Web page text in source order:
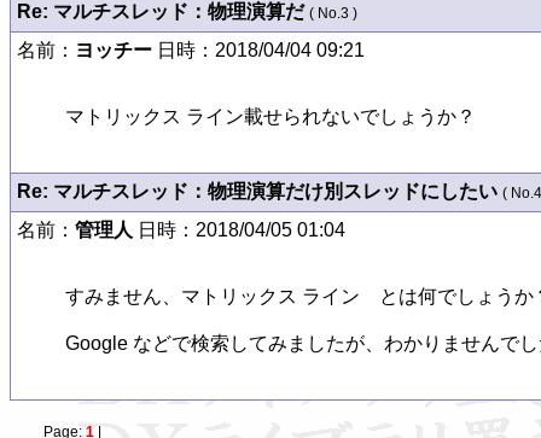
Re: マルチスレッド：物理演算だ ( No.3 )
名前： ヨッチー 日時：2018/04/04 09:21
マトリックス ライン載せられないでしょうか？
Re: マルチスレッド：物理演算だけ別スレッドにしたい (
名前： 管理人 日時：2018/04/05 01:04
すみません、マトリックス ライン　とは何でしょうか
Google などで検索してみましたが、わかりませんで
Page: 1|